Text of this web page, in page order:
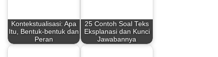
o
o
r
e
A
p
Kontekstualisasi: Apa
Itu, Bentuk-bentuk dan
Peran
25 Contoh Soal Teks
Eksplanasi dan Kunci
Jawabannya